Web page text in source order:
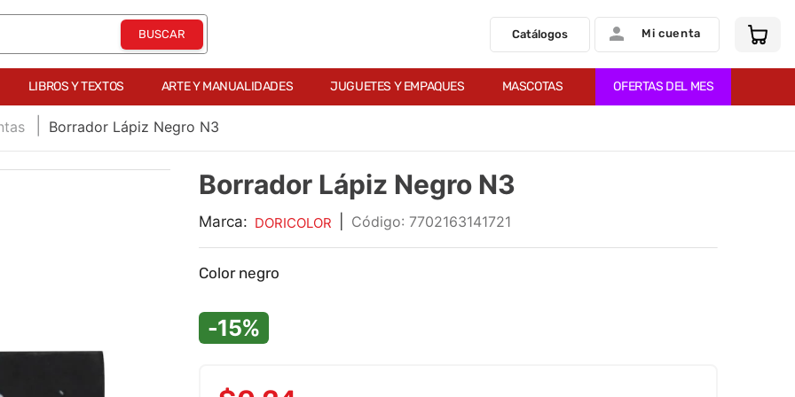
Catálogos Mi cuenta
LIBROS Y TEXTOS ARTE Y MANUALIDADES JUGUETES Y EMPAQUES MASCOTAS OFERTAS DEL MES
Borrador Lápiz Negro N3
Borrador Lápiz Negro N3
Marca: DORICOLOR : 7702163141721
Color negro
-15%